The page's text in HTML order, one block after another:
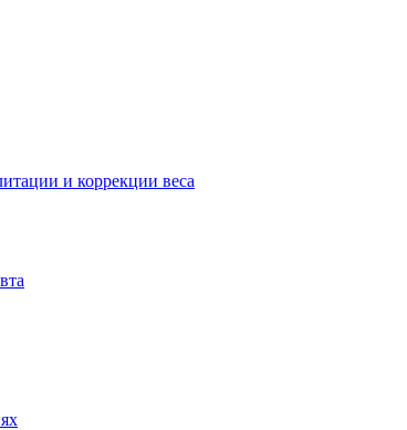
и коррекции веса